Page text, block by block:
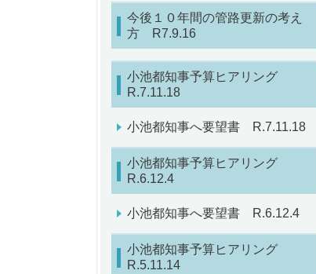
今後１０年間の管路更新の考え
方 R7.9.16
小池都知事予算ヒアリング
R.7.11.18
小池都知事へ要望書 R.7.11.18
小池都知事予算ヒアリング
R.6.12.4
小池都知事へ要望書 R.6.12.4
小池都知事予算ヒアリング
R.5.11.14